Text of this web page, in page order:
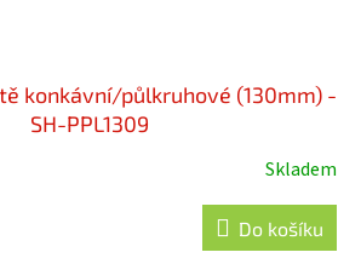
konkávní/půlkruhové (130mm) -
SH-PPL1309
Skladem
Do košíku